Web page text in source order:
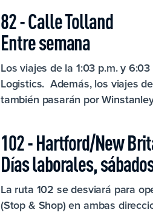
82 - Calle Tolland
Entre semana
Los viajes de la 1:03 p.m. y
Logistics. Además, los viajes
también pasarán por
102 - Hartford/New
Días laborales,
La ruta 102 se desviará para
(Stop & Shop) en ambas